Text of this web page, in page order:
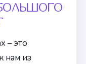
– это
нам из